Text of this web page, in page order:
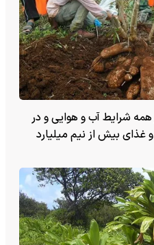
همه شرایط آب و هوایی و در
بیش از نیم میلیارد